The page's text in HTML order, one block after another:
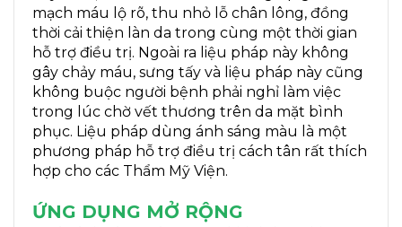
mạch máu lộ rõ, thu nhỏ lỗ chân lông, đồng
thời cải thiện làn da trong cùng một thời gian
hỗ trợ điều trị. Ngoài ra liệu pháp này không
gây chảy máu, sưng tấy và liệu pháp này cũng
không buộc người bệnh phải nghỉ làm việc
trong lúc chờ vết thương trên da mặt bình
phục. Liệu pháp dùng ánh sáng màu là một
phương pháp hỗ trợ điều trị cách tân rất thích
hợp cho các Thẩm Mỹ Viện.
ỨNG DỤNG MỞ RỘNG